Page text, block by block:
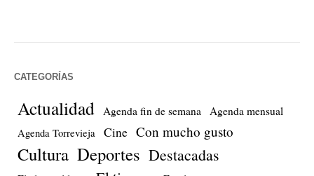
CATEGORÍAS
Actualidad Agenda fin de semana Agenda mensual
Agenda Torrevieja Cine Con mucho gusto
Cultura Deportes Destacadas